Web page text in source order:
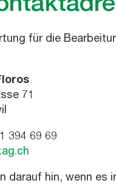
für die
71
394 69 69
darauf hin, wenn es